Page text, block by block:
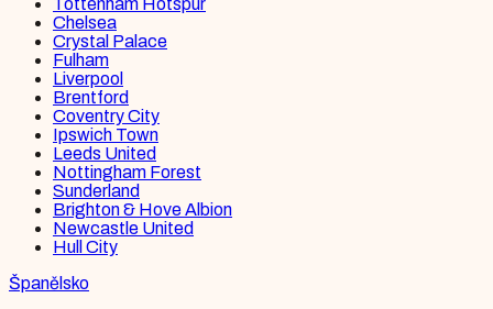
Tottenham Hotspur
Chelsea
Crystal Palace
Fulham
Liverpool
Brentford
Coventry City
Ipswich Town
Leeds United
Nottingham Forest
Sunderland
Brighton & Hove Albion
Newcastle United
Hull City
Španělsko